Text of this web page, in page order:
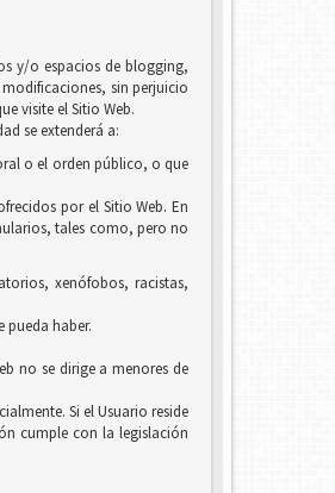
y/o espacios de blogging,
sin perjuicio
visite el Sitio Web.
se extenderá a:
o el orden público, o que
por el Sitio Web. En
tales como, pero no
xenófobos, racistas,
pueda haber.
no se dirige a menores de
Si el Usuario reside
cumple con la legislación